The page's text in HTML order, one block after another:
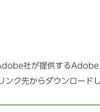
社が提供するAdobe
ク先からダウンロードし